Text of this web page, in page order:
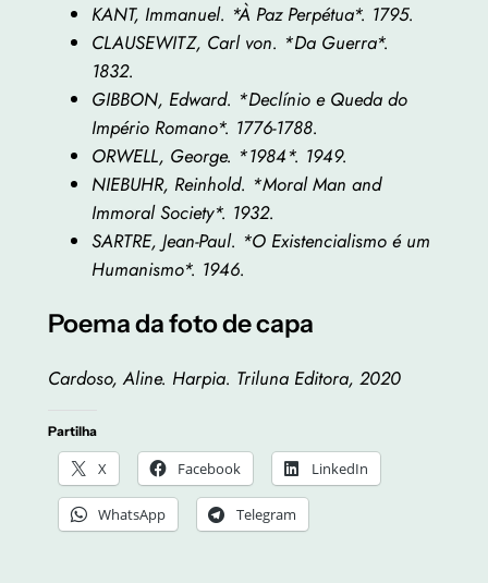
KANT, Immanuel. *À Paz Perpétua*. 1795.
CLAUSEWITZ, Carl von. *Da Guerra*.
1832.
GIBBON, Edward. *Declínio e Queda do
Império Romano*. 1776-1788.
ORWELL, George. *1984*. 1949.
NIEBUHR, Reinhold. *Moral Man and
Immoral Society*. 1932.
SARTRE, Jean-Paul. *O Existencialismo é um
Humanismo*. 1946.
Poema da foto de capa
Cardoso, Aline. Harpia. Triluna Editora, 2020
Partilha
X Facebook LinkedIn
WhatsApp Telegram